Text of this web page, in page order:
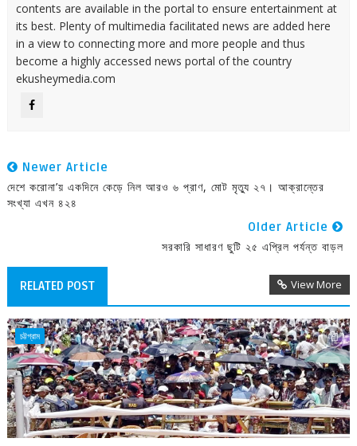
contents are available in the portal to ensure entertainment at
its best. Plenty of multimedia facilitated news are added here
in a view to connecting more and more people and thus
become a highly accessed news portal of the country
ekusheymedia.com
Newer Article
দেশে করোনা’য় একদিনে কেড়ে নিল আরও ৬ প্রাণ, মোট মৃত্যু ২৭। আক্রান্তের
সংখ্যা এখন ৪২৪
Older Article
সরকারি সাধারণ ছুটি ২৫ এপ্রিল পর্যন্ত বাড়ল
RELATED POST View More
চট্টগ্রাম